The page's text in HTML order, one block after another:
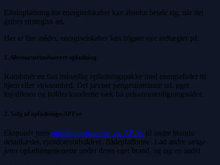
Elbilopladning for energiselskaber kan absolut betale sig, når det
gribes strategisk an.
Her er fire måder, energiselskaber kan frigøre nye indtægter på:
1. Abonnementsbaseret opladning
Kombinér en fast månedlig opladningspakke med energiaftaler til
hjem eller virksomhed. Det jævner pengestrømmen ud, øger
loyaliteten og holder kunderne væk fra prissammenligningssider.
2. Salg af opladnings-API'er
Eksponér jeres opladningstjenester via API'ertil andre brands:
detailkæder, ejendomsudviklere, flådeplatforme. Lad andre sælge
jeres opladningstjeneste under deres eget brand, og tag en andel.